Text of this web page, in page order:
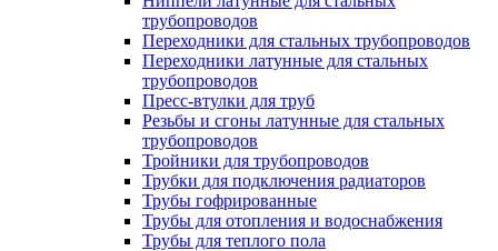
трубопроводов
Переходники для стальных трубопроводов
Переходники латунные для стальных
трубопроводов
Пресс-втулки для труб
Резьбы и сгоны латунные для стальных
трубопроводов
Тройники для трубопроводов
Трубки для подключения радиаторов
Трубы гофрированные
Трубы для отопления и водоснабжения
Трубы для теплого пола